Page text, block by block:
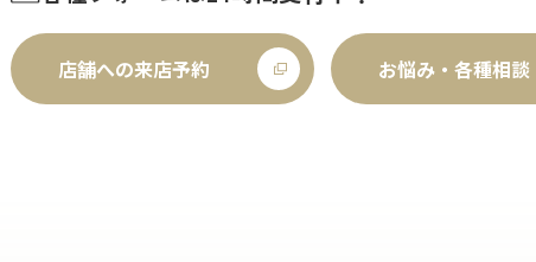
店舗への来店予約 お悩み・各種相談